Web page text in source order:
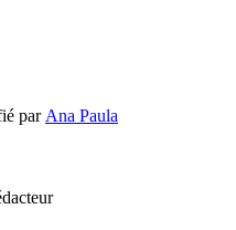
par Ana Paula